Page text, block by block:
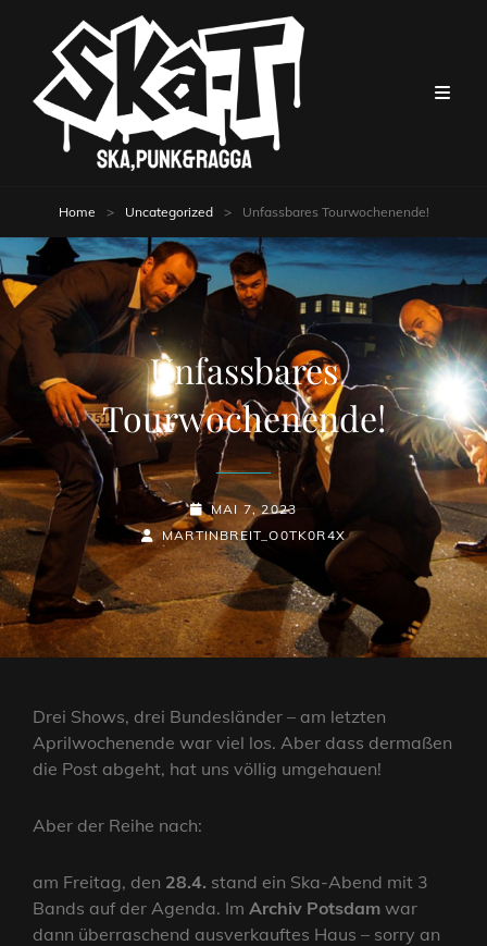
Home > Uncategorized > Unfassbares Tourwochenende!
Unfassbares
Tourwochenende!
POSTED-
ON
MAI 7, 2023
BY
LINE
BYLINE
MARTINBREIT_O0TK0R4X
Drei Shows, drei Bundesländer – am letzten
Aprilwochenende war viel los. Aber dass dermaßen
die Post abgeht, hat uns völlig umgehauen!
Aber der Reihe nach:
am Freitag, den 28.4. stand ein Ska-Abend mit 3
Bands auf der Agenda. Im Archiv Potsdam war
dann überraschend ausverkauftes Haus – sorry an